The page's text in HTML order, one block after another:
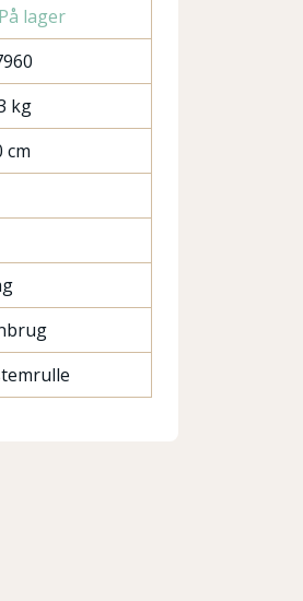
På lager
kg
cm